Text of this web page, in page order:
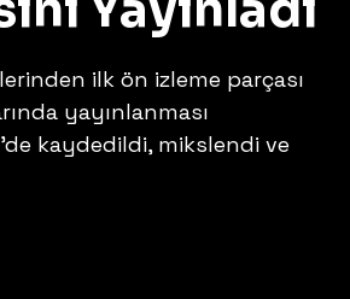
ilk ön izleme parçası
yayınlanması
kaydedildi, mikslendi ve